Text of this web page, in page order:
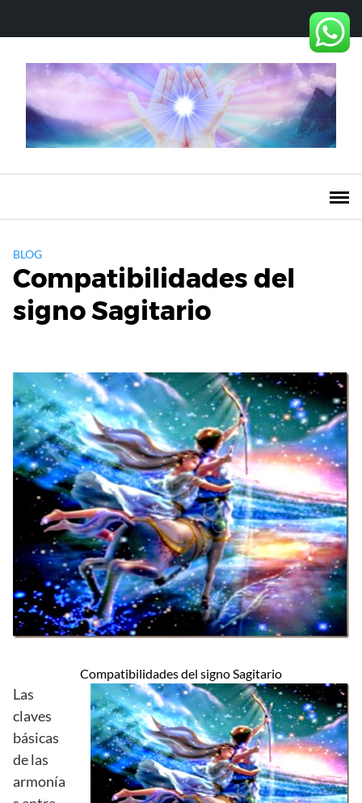
contenido
BLOG
Compatibilidades del
signo Sagitario
Compatibilidades del signo Sagitario
Las
claves
básicas
de las
armonía